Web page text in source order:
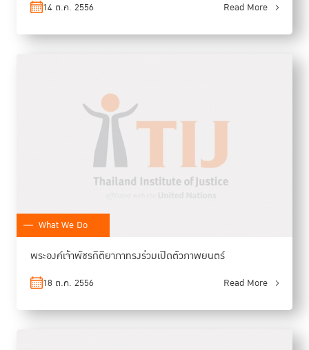
14 ต.ค. 2556 Read More
What We Do
พระองค์เจ้าพัชรกิติยาภาทรงร่วมเปิดตัวภาพยนตร์
18 ต.ค. 2556 Read More